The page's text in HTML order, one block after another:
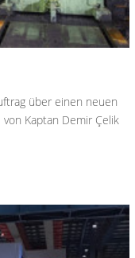
über einen neuen
Kaptan Demir Çelik